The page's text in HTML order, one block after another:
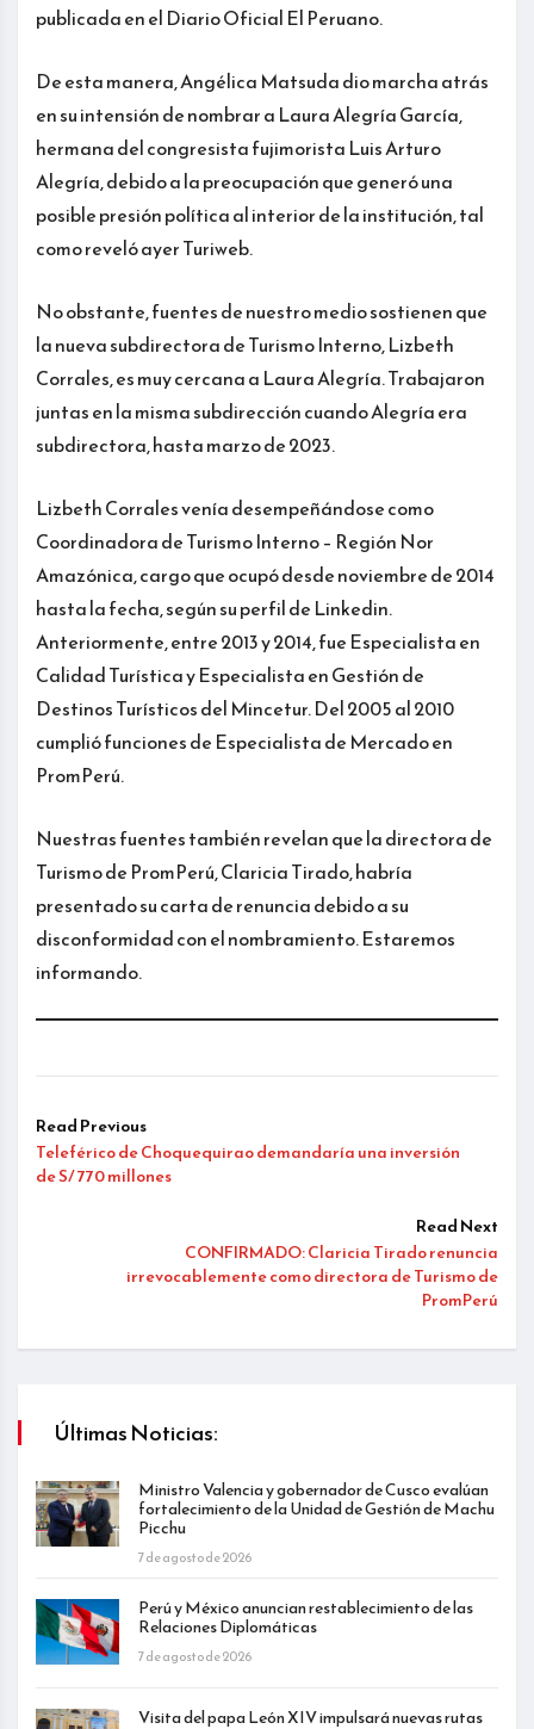
publicada en el Diario Oficial El Peruano.
De esta manera, Angélica Matsuda dio marcha atrás
en su intensión de nombrar a Laura Alegría García,
hermana del congresista fujimorista Luis Arturo
Alegría, debido a la preocupación que generó una
posible presión política al interior de la institución, tal
como reveló ayer Turiweb.
No obstante, fuentes de nuestro medio sostienen que
la nueva subdirectora de Turismo Interno, Lizbeth
Corrales, es muy cercana a Laura Alegría. Trabajaron
juntas en la misma subdirección cuando Alegría era
subdirectora, hasta marzo de 2023.
Lizbeth Corrales venía desempeñándose como
Coordinadora de Turismo Interno – Región Nor
Amazónica, cargo que ocupó desde noviembre de 2014
hasta la fecha, según su perfil de Linkedin.
Anteriormente, entre 2013 y 2014, fue Especialista en
Calidad Turística y Especialista en Gestión de
Destinos Turísticos del Mincetur. Del 2005 al 2010
cumplió funciones de Especialista de Mercado en
PromPerú.
Nuestras fuentes también revelan que la directora de
Turismo de PromPerú, Claricia Tirado, habría
presentado su carta de renuncia debido a su
disconformidad con el nombramiento. Estaremos
informando.
Read Previous
Teleférico de Choquequirao demandaría una inversión
de S/ 770 millones
Read Next
CONFIRMADO: Claricia Tirado renuncia
irrevocablemente como directora de Turismo de
PromPerú
Últimas Noticias:
Ministro Valencia y gobernador de Cusco evalúan
fortalecimiento de la Unidad de Gestión de Machu
Picchu
7 de agosto de 2026
Perú y México anuncian restablecimiento de las
Relaciones Diplomáticas
7 de agosto de 2026
Visita del papa León XIV impulsará nuevas rutas